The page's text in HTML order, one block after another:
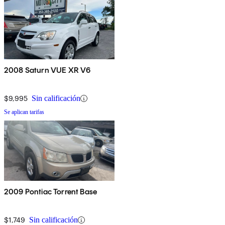
2008 Saturn VUE XR V6
$9,995 Sin calificación
Se aplican tarifas
2009 Pontiac Torrent Base
$1,749 Sin calificación